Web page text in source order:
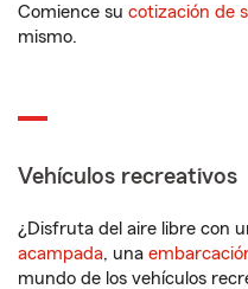
Comience su cotización de
mismo.
Vehículos recreativos
¿Disfruta del aire libre con
acampada, una
mundo de los vehículos